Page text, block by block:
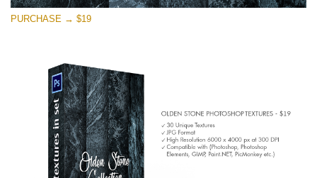
मुफ्त डाउनलोड
PURCHASE → $19